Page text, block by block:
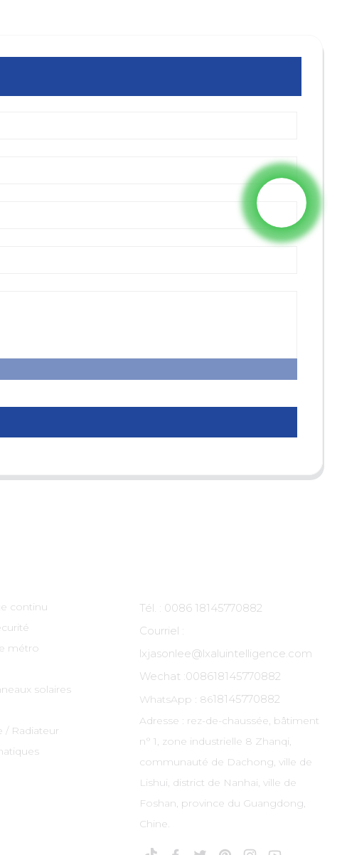
continu
métro
solaires
/ Radiateur
Tél. : 0086 18145770882
Courriel :
lxjasonlee@lxaluintelligence.com
Wechat :008618145770882
WhatsApp : 8618145770882
Adresse : rez-de-chaussée, bâtiment
n° 1, zone industrielle 8 Zhanqi,
communauté de Dachong, ville de
Lishui, district de Nanhai, ville de
Foshan, province du Guangdong,
Chine.